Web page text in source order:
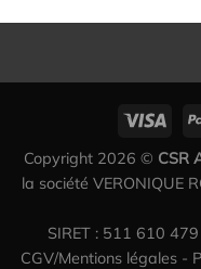
Copyright 2026 © CSR
la société VERONIQUE
SIRET : 511 610
CGV/Mentions légales-